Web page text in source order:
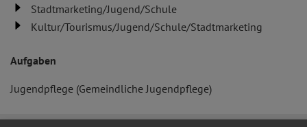
Stadtmarketing/Jugend/Schule
Kultur/Tourismus/Jugend/Schule/Stadtmarketing
Aufgaben
Jugendpflege (Gemeindliche Jugendpflege)